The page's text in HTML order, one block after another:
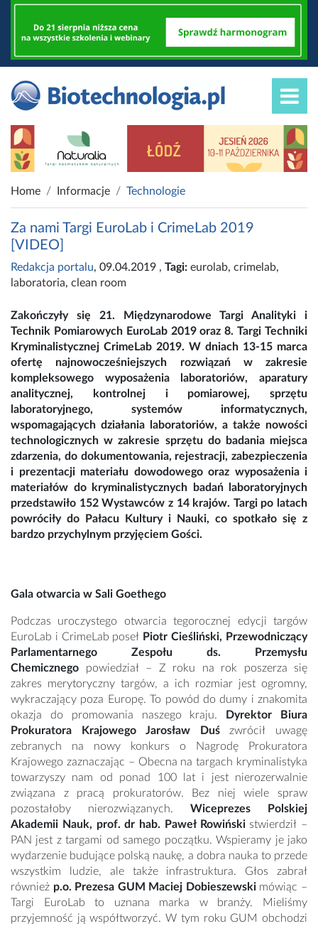
Home Informacje Technologie
Za nami Targi EuroLab i CrimeLab 2019
[VIDEO]
Redakcja portalu, 09.04.2019 , Tagi: eurolab, crimelab,
laboratoria, clean room
Zakończyły się 21. Międzynarodowe Targi Analityki i
Technik Pomiarowych EuroLab 2019 oraz 8. Targi Techniki
Kryminalistycznej CrimeLab 2019. W dniach 13-15 marca
ofertę najnowocześniejszych rozwiązań w zakresie
kompleksowego wyposażenia laboratoriów, aparatury
analitycznej, kontrolnej i pomiarowej, sprzętu
laboratoryjnego, systemów informatycznych,
wspomagających działania laboratoriów, a także nowości
technologicznych w zakresie sprzętu do badania miejsca
zdarzenia, do dokumentowania, rejestracji, zabezpieczenia
i prezentacji materiału dowodowego oraz wyposażenia i
materiałów do kryminalistycznych badań laboratoryjnych
przedstawiło 152 Wystawców z 14 krajów. Targi po latach
powróciły do Pałacu Kultury i Nauki, co spotkało się z
bardzo przychylnym przyjęciem Gości.
Gala otwarcia w Sali Goethego
Podczas uroczystego otwarcia tegorocznej edycji targów
EuroLab i CrimeLab poseł Piotr Cieśliński, Przewodniczący
Parlamentarnego Zespołu ds. Przemysłu
Chemicznego powiedział – Z roku na rok poszerza się
zakres merytoryczny targów, a ich rozmiar jest ogromny,
wykraczający poza Europę. To powód do dumy i znakomita
okazja do promowania naszego kraju.
Dyrektor Biura
Prokuratora Krajowego Jarosław Duśzwrócił uwagę
zebranych na nowy konkurs o Nagrodę Prokuratora
Krajowego zaznaczając – Obecna na targach kryminalistyka
towarzyszy nam od ponad 100 lat i jest nierozerwalnie
związana z pracą prokuratorów. Bez niej wiele spraw
pozostałoby nierozwiązanych. Wiceprezes Polskiej
Akademii Nauk, prof. dr hab. Paweł Rowiński stwierdził –
PAN jest z targami od samego początku. Wspieramy je jako
wydarzenie budujące polską naukę, a dobra nauka to przede
wszystkim ludzie, ale także infrastruktura. Głos zabrał
również p.o. Prezesa GUM Maciej Dobieszewski mówiąc –
Targi EuroLab to uznana marka w branży. Mieliśmy
przyjemność ją współtworzyć. W tym roku GUM obchodzi